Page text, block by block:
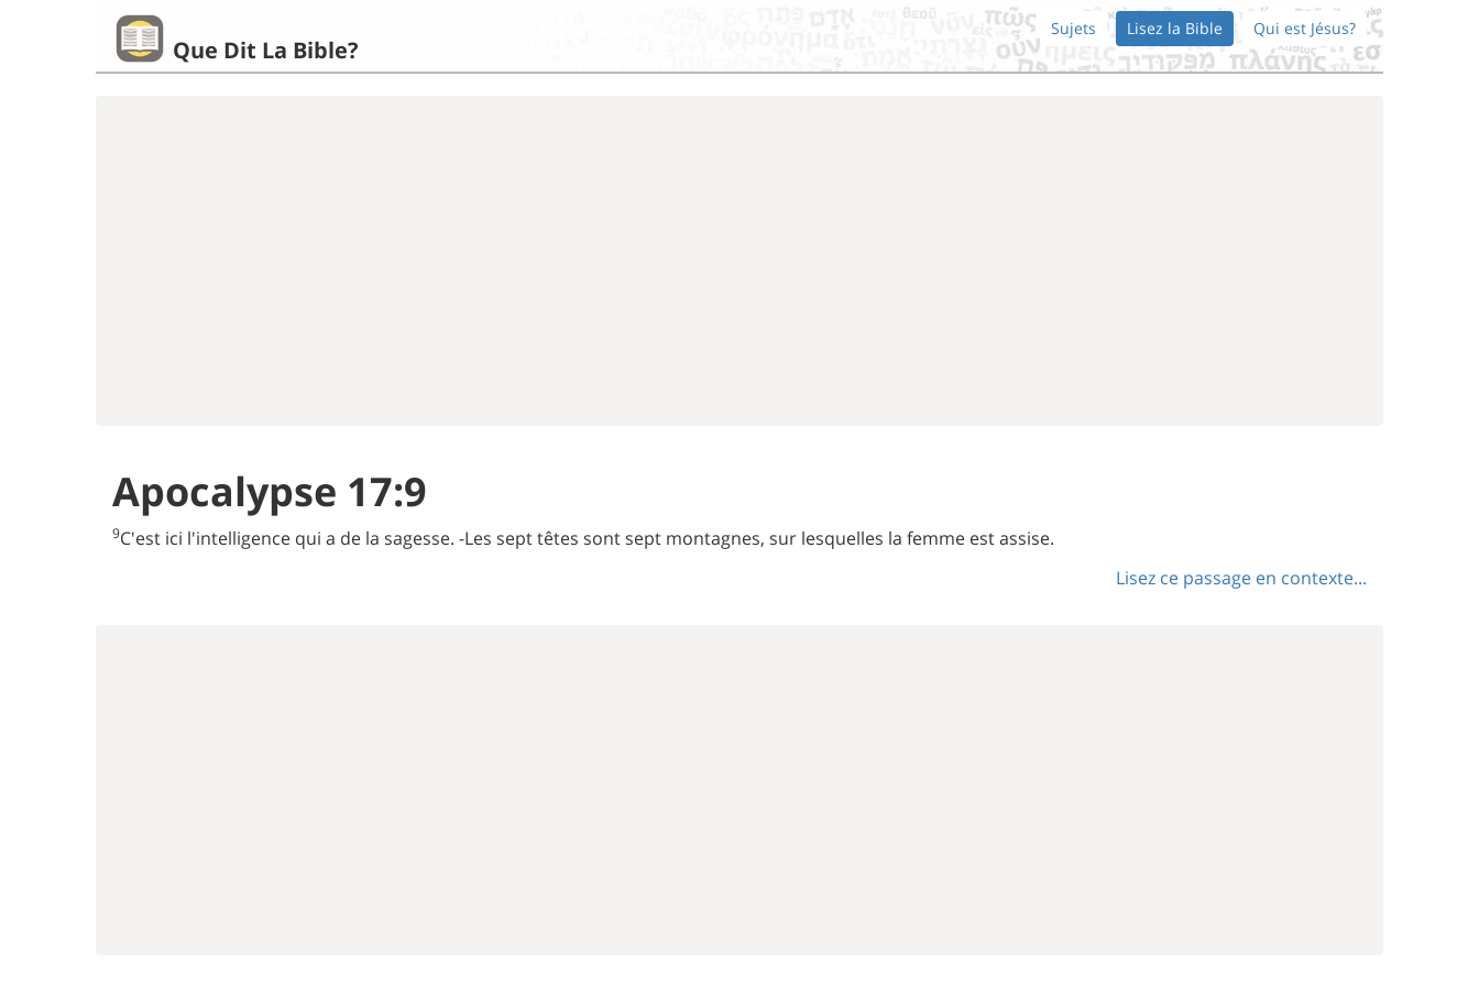
Que Dit La Bible?
Sujets Lisez la Bible Qui est Jésus?
Apocalypse 17:9
9C'est ici l'intelligence qui a de la sagesse. -Les sept têtes sont sept montagnes, sur lesquelles la femme est assise.
Lisez ce passage en contexte...